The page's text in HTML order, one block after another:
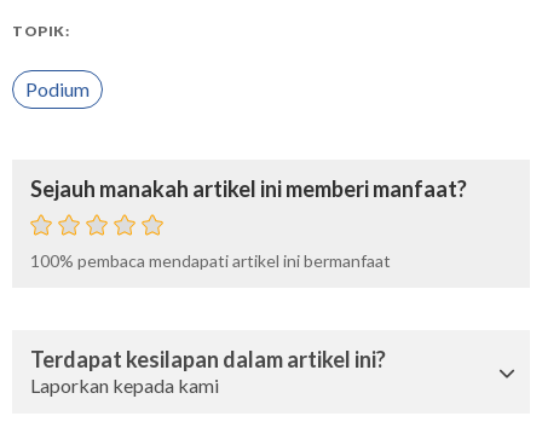
TOPIK:
Podium
Sejauh manakah artikel ini memberi manfaat?
100% pembaca mendapati artikel ini bermanfaat
Terdapat kesilapan dalam artikel ini?
Laporkan kepada kami